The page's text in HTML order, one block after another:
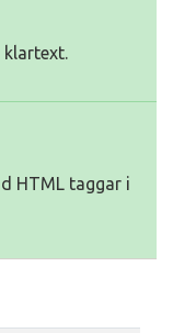
klartext.
HTML taggar i